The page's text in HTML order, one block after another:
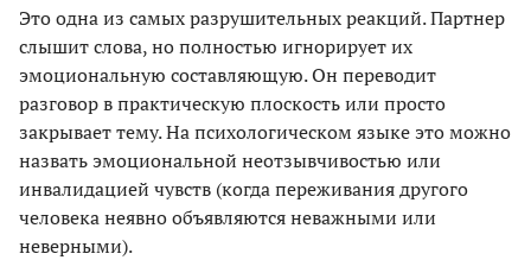
Это одна из самых разрушительных реакций. Партнер
слышит слова, но полностью игнорирует их
эмоциональную составляющую. Он переводит
разговор в практическую плоскость или просто
закрывает тему. На психологическом языке это можно
назвать эмоциональной неотзывчивостью или
инвалидацией чувств (когда переживания другого
человека неявно объявляются неважными или
неверными).